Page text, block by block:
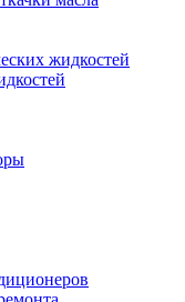
жидкостей